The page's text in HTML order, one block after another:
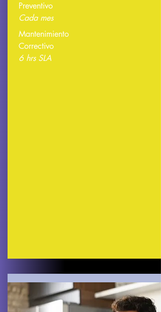
Preventivo
Cada mes
Mantenimiento
Correctivo
6 hrs SLA